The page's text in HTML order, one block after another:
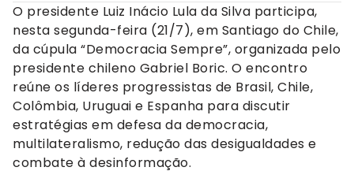
O presidente Luiz Inácio Lula da Silva participa,
nesta segunda-feira (21/7), em Santiago do Chile,
da cúpula “Democracia Sempre”, organizada pelo
presidente chileno Gabriel Boric. O encontro
reúne os líderes progressistas de Brasil, Chile,
Colômbia, Uruguai e Espanha para discutir
estratégias em defesa da democracia,
multilateralismo, redução das desigualdades e
combate à desinformação.